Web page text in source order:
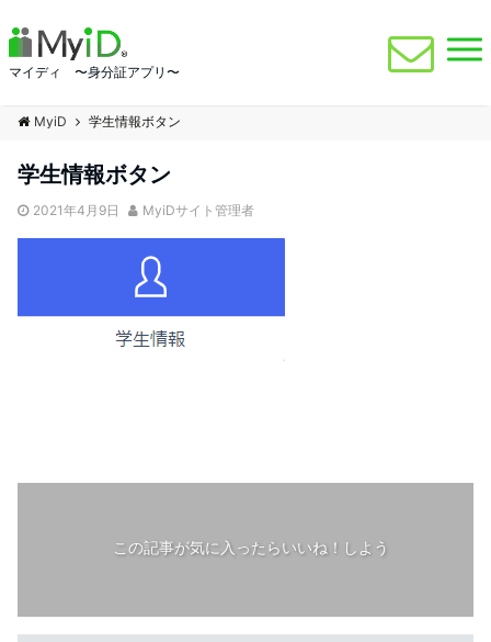
マイディ 〜身分証アプリ〜
MyiD 学生情報ボタン
学生情報ボタン
2021年4月9日 MyiDサイト管理者
この記事が気に入ったらいいね！しよう